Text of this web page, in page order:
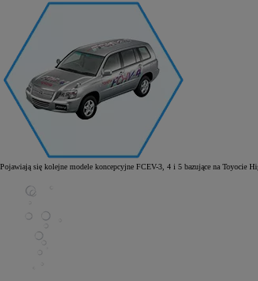
Pojawiają się kolejne modele koncepcyjne FCEV-3, 4 i 5 bazujące na Toyocie